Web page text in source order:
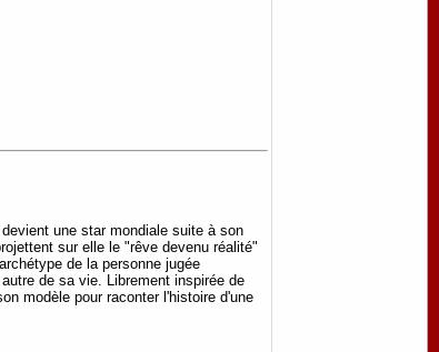
une star mondiale suite à son
sur elle le "rêve devenu réalité"
de la personne jugée
de sa vie. Librement inspirée de
modèle pour raconter l'histoire d'une